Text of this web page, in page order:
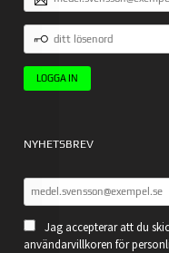
POSTADRESS
LÖSENORD
NYHETSBREV
Jag accepterar att du
användarvillkoren för